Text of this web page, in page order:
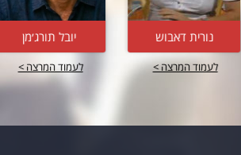
יובל תורג׳מן
לעמוד המרצה >
מיכל יעקבי
לעמוד המרצה >